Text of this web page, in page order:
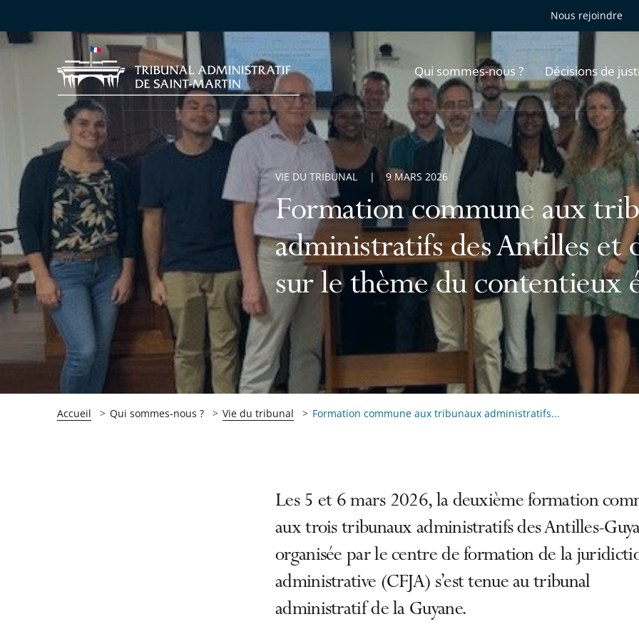
Nous rejoindre
Qui sommes-nous ? Décisions de
Formation commune aux
administratifs des Antilles et
sur le thème du contentieux
VIE DU TRIBUNAL 9 MARS 2026
Accueil Qui sommes-nous ? Vie du tribunal Formation commune aux tribunaux administratifs...
Les 5 et 6 mars 2026, la deuxième formation
aux trois tribunaux administratifs des Antilles-
organisée par le centre de formation de la
administrative (CFJA) s’est tenue au tribunal
administratif de la Guyane.